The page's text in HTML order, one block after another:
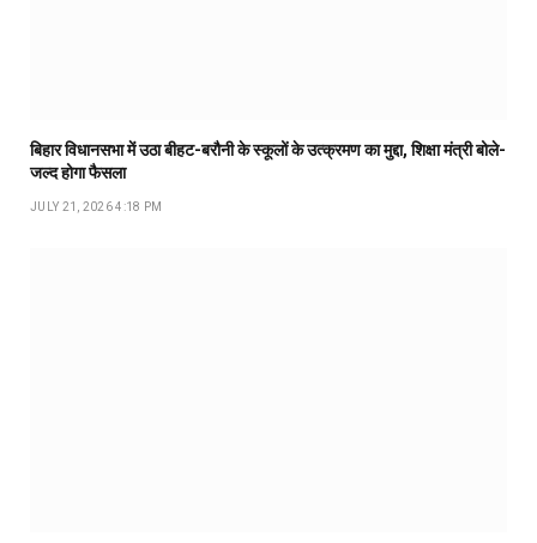
बिहार विधानसभा में उठा बीहट-बरौनी के स्कूलों के उत्क्रमण का मुद्दा, शिक्षा मंत्री बोले-
जल्द होगा फैसला
JULY 21, 2026 4:18 PM